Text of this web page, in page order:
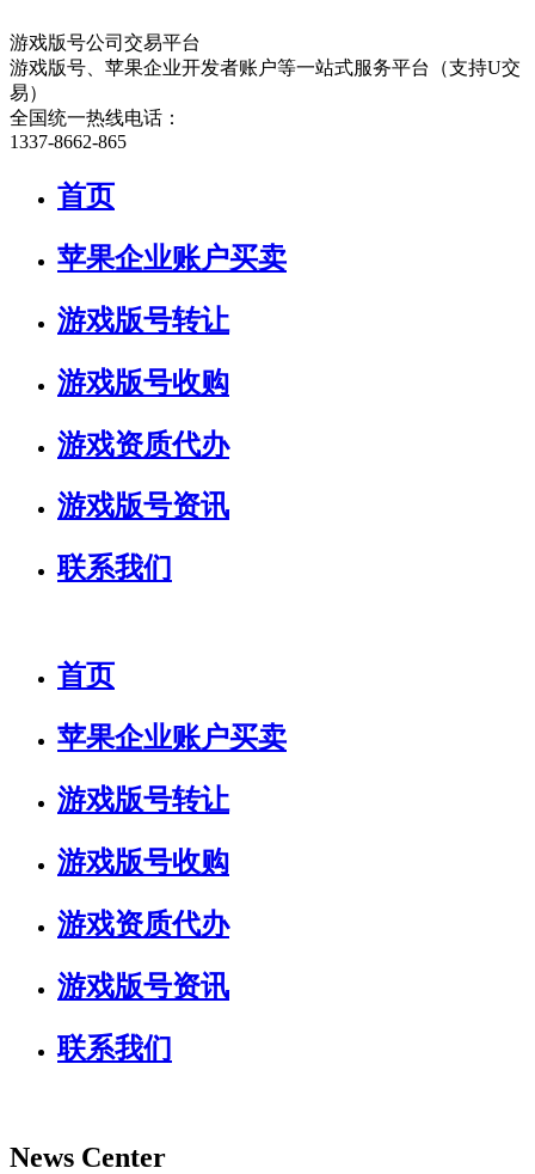
游戏版号公司交易平台
游戏版号、苹果企业开发者账户等一站式服务平台（支持U交
易）
全国统一热线电话：
1337-8662-865
首页
苹果企业账户买卖
游戏版号转让
游戏版号收购
游戏资质代办
游戏版号资讯
联系我们
首页
苹果企业账户买卖
游戏版号转让
游戏版号收购
游戏资质代办
游戏版号资讯
联系我们
News Center